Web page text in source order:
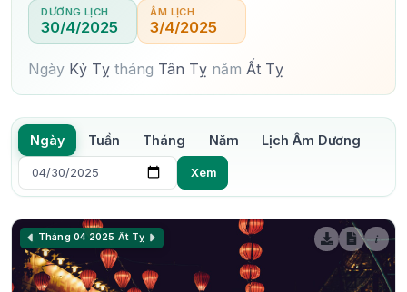
DƯƠNG LỊCH
30/4/2025
ÂM LỊCH
3/4/2025
Ngày Kỷ Tỵtháng Tân Tỵnăm Ất Tỵ
Ngày Tuần Tháng Năm Lịch Âm Dương
Xem
i
Tháng 04 2025 Ất Tỵ